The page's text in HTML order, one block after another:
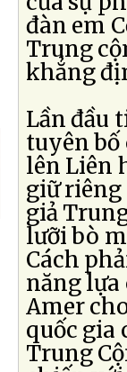
đàn em
Trung
khẳng
Lần đầu
tuyên
lên Liên
giữ
giả
lưỡi bò
Cách
năng lựa
Amer
quốc gia
Trung